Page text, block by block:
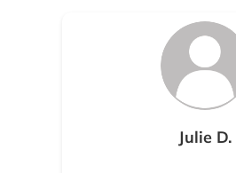
Julie D.